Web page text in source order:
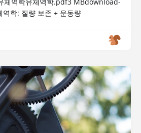
학: 질량 보존 + 운동량